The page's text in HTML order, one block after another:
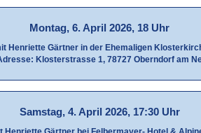
Montag, 6. April 2026, 18 Uhr
Henriette Gärtner in der Ehemaligen
Klosterstrasse 1, 78727 Oberndorf am
Samstag, 4. April 2026, 17:30 Uhr